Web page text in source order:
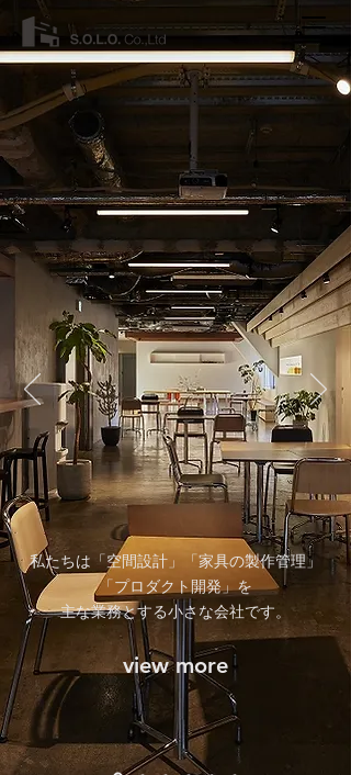
私たちは「空間設計」「家具の製作管理」
「プロダクト開発」を
主な業務とする小さな会社です。
view more